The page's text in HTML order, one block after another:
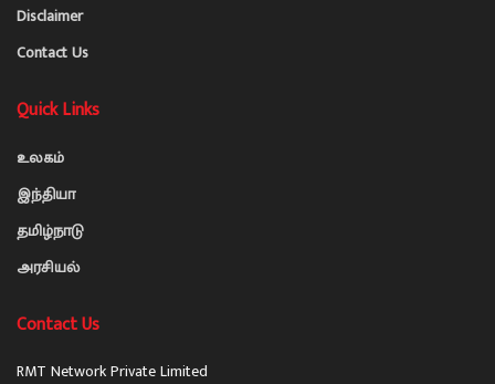
Disclaimer
Contact Us
Quick Links
உலகம்
இந்தியா
தமிழ்நாடு
அரசியல்
Contact Us
RMT Network Private Limited